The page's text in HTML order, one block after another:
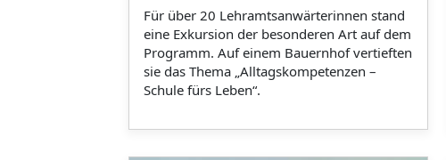
Für über 20 Lehramtsanwärterinnen stand
eine Exkursion der besonderen Art auf dem
Programm. Auf einem Bauernhof vertieften
sie das Thema „Alltagskompetenzen –
Schule fürs Leben“.